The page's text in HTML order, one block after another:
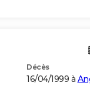
Décès
16/04/1999 à